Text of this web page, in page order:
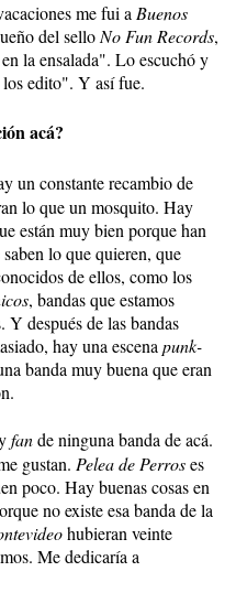
me fui aBuenos
del selloNo Fun Records,
la ensalada". Lo escuchó y
edito". Y así fue.
acá?
un constante recambio de
lo que un mosquito. Hay
están muy bien porque han
lo que quieren, que
de ellos, como los
, bandas que estamos
Y después de las bandas
hay una escenapunk-
banda muy buena que eran
fande ninguna banda de acá.
gustan. Pelea de Perroses
poco. Hay buenas cosas en
no existe esa banda de la
hubieran veinte
Me dedicaría a